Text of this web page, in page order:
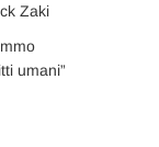
Zaki
umani”